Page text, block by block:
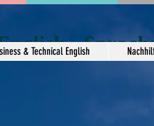
-
& Technical English